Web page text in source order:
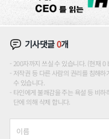
기사댓글0개
200자까지 쓰실 수 있습니다. (현재
저작권 등 다른 사람의 권리를 침해
수 있습니다.
타인에게 불쾌감을 주는 욕설 등 비
단에 의해 삭제 합니다.